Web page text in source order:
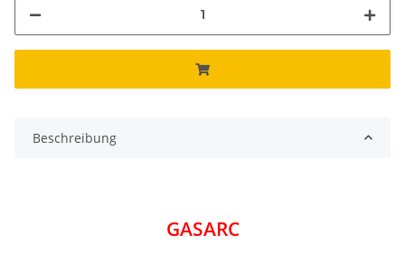
Beschreibung
GASARC